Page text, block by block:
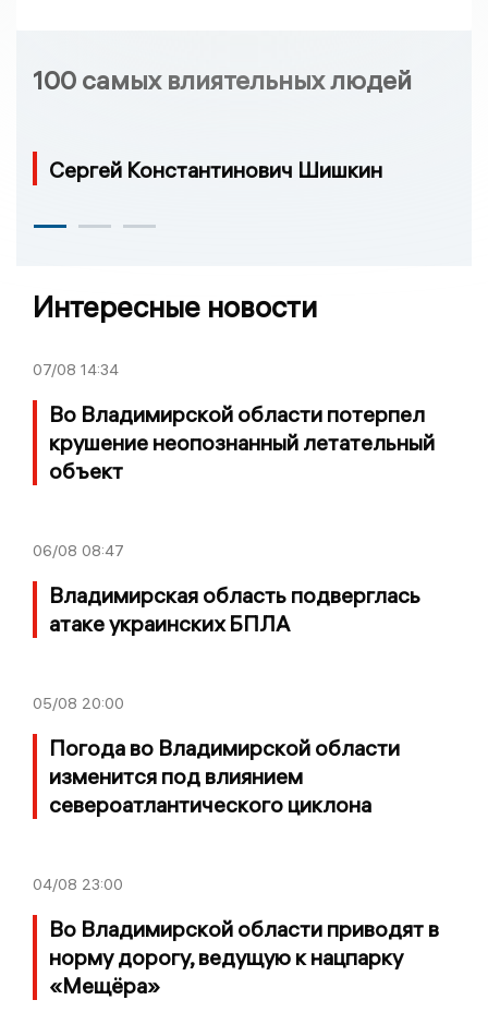
100 самых влиятельных людей
Сергей Константинович Шишкин
Интересные новости
07/08 14:34
Во Владимирской области потерпел
крушение неопознанный летательный
объект
06/08 08:47
Владимирская область подверглась
атаке украинских БПЛА
05/08 20:00
Погода во Владимирской области
изменится под влиянием
североатлантического циклона
04/08 23:00
Во Владимирской области приводят в
норму дорогу, ведущую к нацпарку
«Мещёра»